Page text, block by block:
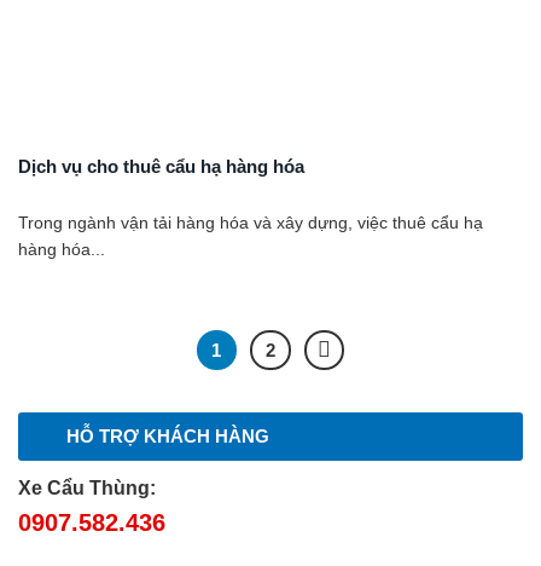
HỖ TRỢ KHÁCH HÀNG
Xe Cẩu Thùng:
0907.582.436
Dịch vụ cho thuê cẩu hạ hàng hóa
Trong ngành vận tải hàng hóa và xây dựng, việc thuê cẩu hạ
hàng hóa...
1 2